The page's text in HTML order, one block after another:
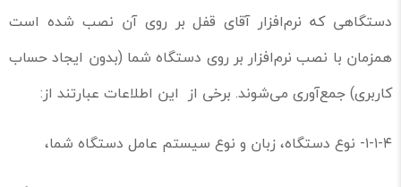
دستگاهی که نرم‌افزار آقای قفل بر روی آن نصب شده‌ است
همزمان با نصب نرم‌افزار بر روی دستگاه شما (بدون ایجاد حساب
کاربری) جمع‌آوری می‌شوند. برخی از این اطلاعات عبارتند از:
۱-۱-۴- نوع دستگاه، زبان و نوع سیستم عامل دستگاه شما،